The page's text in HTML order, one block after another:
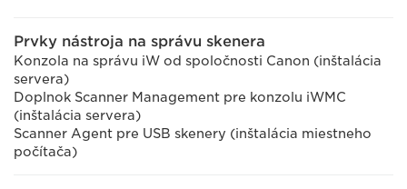
Prvky nástroja na správu skenera
Konzola na správu iW od spoločnosti Canon (inštalácia
servera)
Doplnok Scanner Management pre konzolu iWMC
(inštalácia servera)
Scanner Agent pre USB skenery (inštalácia miestneho
počítača)